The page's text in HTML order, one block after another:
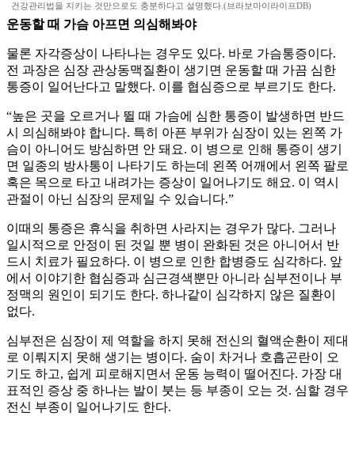
건강관리법을 지키는 것만으로도 충분하다고 설명했다.(브라보마이라이프DB)
운동할 때 가슴 아프면 의심해봐야
물론 자각증상이 나타나는 경우도 있다. 바로 가슴통증이다.
전 과장은 심장 관상동맥질환이 생기면 운동할 때 가끔 심한
통증이 일어난다고 말했다. 이를 협심증으로 부르기도 한다.
“높은 곳을 오르거나 뛸 때 가슴에 심한 통증이 발생하면 반드
시 의심해봐야 합니다. 특히 아픈 부위가 심장이 있는 왼쪽 가
슴이 아니어도 방심하면 안 돼요. 이 병으로 인해 통증이 생기
면 일종의 방사통이 나타기도 하는데 왼쪽 어깨에서 왼쪽 팔로
혹은 목으로 타고 내려가는 증상이 일어나기도 해요. 이 역시
관절이 아닌 심장의 문제일 수 있습니다.”
이때의 통증은 휴식을 취하면 사라지는 경우가 많다. 그러나
일시적으로 안정이 된 것일 뿐 병이 완화된 것은 아니어서 반
드시 치료가 필요하다. 이 병으로 인한 합병증도 심각하다. 앞
에서 이야기한 협심증과 심근경색뿐만 아니라 심부전이나 부
정맥의 원인이 되기도 한다. 하나같이 심각하지 않은 질환이
없다.
심부전은 심장이 제 역할을 하지 못해 전신의 혈액순환이 제대
로 이뤄지지 못해 생기는 병이다. 숨이 차거나 호흡곤란이 오
기도 하고, 쉽게 피로해지면서 운동 능력이 떨어진다. 가장 대
표적인 증상 중 하나는 발이 붓는 등 부종이 오는 것. 심할 경우
전신 부종이 일어나기도 한다.